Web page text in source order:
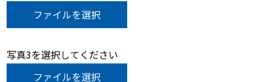
ファイルを選択
写真3を選択してください
ファイルを選択